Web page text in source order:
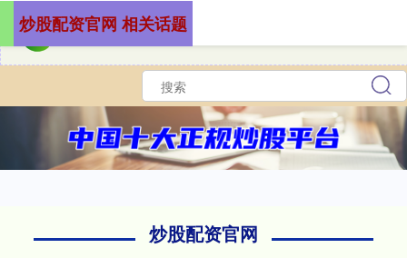
炒股配资官网
炒股配资官网 相关话题